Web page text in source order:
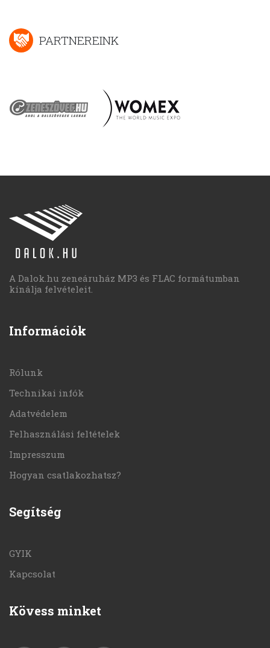
PARTNEREINK
A Dalok.hu zeneáruház MP3 és FLAC formátumban
kínálja felvételeit.
Információk
Rólunk
Technikai infók
Adatvédelem
Felhasználási feltételek
Impresszum
Hogyan csatlakozhatsz?
Segítség
GYIK
Kapcsolat
Kövess minket